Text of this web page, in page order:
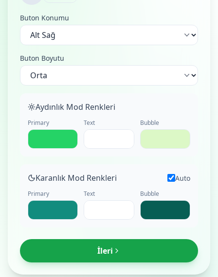
Buton Konumu
Buton Boyutu
Aydınlık Mod Renkleri
Primary Text Bubble
Karanlık Mod Renkleri Auto
Primary Text Bubble
İleri